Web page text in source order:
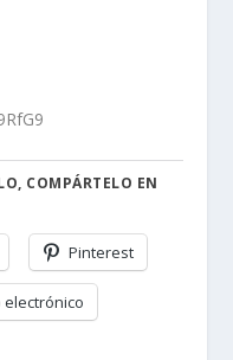
COMPÁRTELO EN
Pinterest
electrónico